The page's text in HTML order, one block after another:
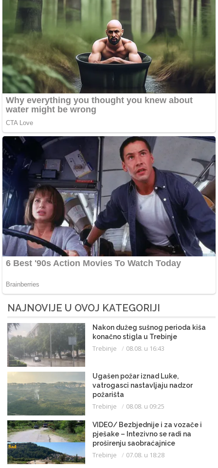
NAJNOVIJE U OVOJ KATEGORIJI
Nakon dužeg sušnog perioda kiša
konačno stigla u Trebinje
Trebinje 08.08. u 16:43
Ugašen požar iznad Luke,
vatrogasci nastavljaju nadzor
požarišta
Trebinje 08.08. u 09:25
VIDEO/ Bezbjednije i za vozače i
pješake – Intezivno se radi na
proširenju saobraćajnice
Trebinje 07.08. u 18:28